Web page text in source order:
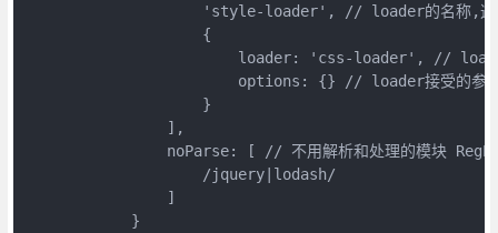
'style-loader', // loader的名称,这
                    {
loader: 'css-loader', //
options: {} // loader接受的参
                    }
                ],
noParse: [ // 不用解析和处理的模块
                    /jquery|lodash/
                ]
            }